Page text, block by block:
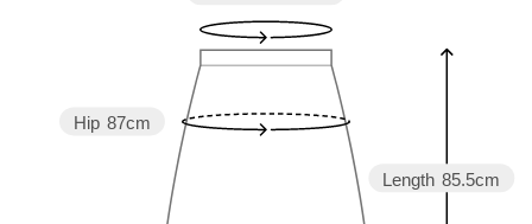
Length 85.5cm
Hip 87cm